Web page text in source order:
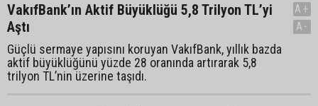
VakıfBank’ın Aktif Büyüklüğü 5,8 Trilyon TL’yi
Aştı
Güçlü sermaye yapısını koruyan VakıfBank, yıllık bazda
aktif büyüklüğünü yüzde 28 oranında artırarak 5,8
trilyon TL’nin üzerine taşıdı.
A+
A-